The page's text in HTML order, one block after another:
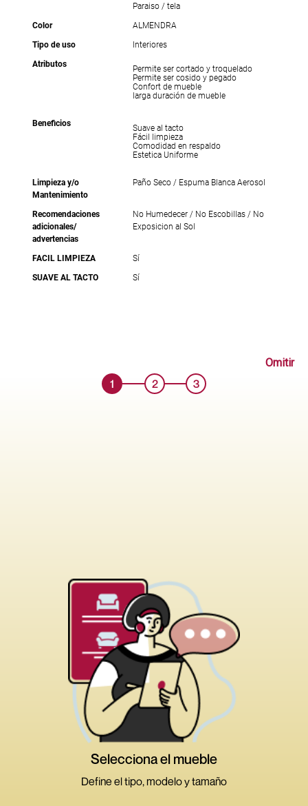
Paraiso / tela
Color
ALMENDRA
Tipo de uso
Interiores
Atributos
Permite ser cortado y troquelado
Permite ser cosido y pegado
Confort de mueble
larga duración de mueble
Beneficios
Suave al tacto
Fácil limpieza
Comodidad en respaldo
Estetica Uniforme
Limpieza y/o
Mantenimiento
Paño Seco / Espuma Blanca Aerosol
Recomendaciones
adicionales/
advertencias
No Humedecer / No Escobillas / No
Exposicion al Sol
FACIL LIMPIEZA
Sí
SUAVE AL TACTO
Sí